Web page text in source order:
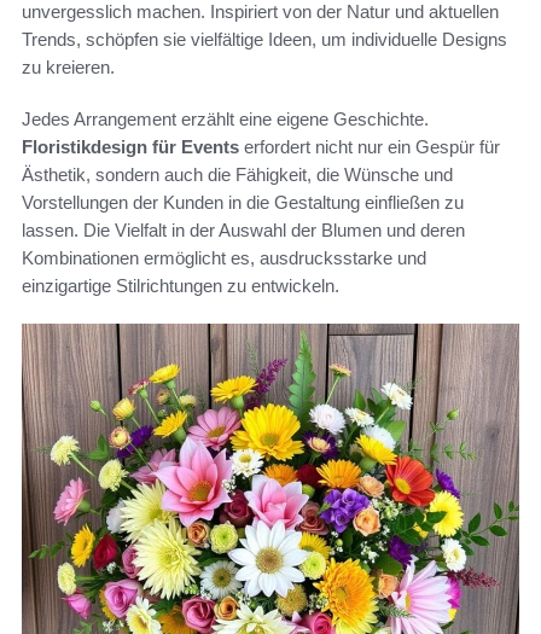
unvergesslich machen. Inspiriert von der Natur und aktuellen
Trends, schöpfen sie vielfältige Ideen, um individuelle Designs
zu kreieren.
Jedes Arrangement erzählt eine eigene Geschichte.
Floristikdesign für Events erfordert nicht nur ein Gespür für
Ästhetik, sondern auch die Fähigkeit, die Wünsche und
Vorstellungen der Kunden in die Gestaltung einfließen zu
lassen. Die Vielfalt in der Auswahl der Blumen und deren
Kombinationen ermöglicht es, ausdrucksstarke und
einzigartige Stilrichtungen zu entwickeln.